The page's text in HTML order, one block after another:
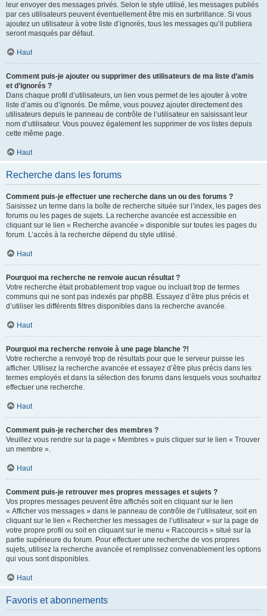
leur envoyer des messages privés. Selon le style utilisé, les messages publiés
par ces utilisateurs peuvent éventuellement être mis en surbrillance. Si vous
ajoutez un utilisateur à votre liste d’ignorés, tous les messages qu’il publiera
seront masqués par défaut.
Haut
Comment puis-je ajouter ou supprimer des utilisateurs de ma liste d’amis
et d’ignorés ?
Dans chaque profil d’utilisateurs, un lien vous permet de les ajouter à votre
liste d’amis ou d’ignorés. De même, vous pouvez ajouter directement des
utilisateurs depuis le panneau de contrôle de l’utilisateur en saisissant leur
nom d’utilisateur. Vous pouvez également les supprimer de vos listes depuis
cette même page.
Haut
Recherche dans les forums
Comment puis-je effectuer une recherche dans un ou des forums ?
Saisissez un terme dans la boîte de recherche située sur l’index, les pages des
forums ou les pages de sujets. La recherche avancée est accessible en
cliquant sur le lien « Recherche avancée » disponible sur toutes les pages du
forum. L’accès à la recherche dépend du style utilisé.
Haut
Pourquoi ma recherche ne renvoie aucun résultat ?
Votre recherche était probablement trop vague ou incluait trop de termes
communs qui ne sont pas indexés par phpBB. Essayez d’être plus précis et
d’utiliser les différents filtres disponibles dans la recherche avancée.
Haut
Pourquoi ma recherche renvoie à une page blanche ?!
Votre recherche a renvoyé trop de résultats pour que le serveur puisse les
afficher. Utilisez la recherche avancée et essayez d’être plus précis dans les
termes employés et dans la sélection des forums dans lesquels vous souhaitez
effectuer une recherche.
Haut
Comment puis-je rechercher des membres ?
Veuillez vous rendre sur la page « Membres » puis cliquer sur le lien « Trouver
un membre ».
Haut
Comment puis-je retrouver mes propres messages et sujets ?
Vos propres messages peuvent être affichés soit en cliquant sur le lien
« Afficher vos messages » dans le panneau de contrôle de l’utilisateur, soit en
cliquant sur le lien « Rechercher les messages de l’utilisateur » sur la page de
votre propre profil ou soit en cliquant sur le menu « Raccourcis » situé sur la
partie supérieure du forum. Pour effectuer une recherche de vos propres
sujets, utilisez la recherche avancée et remplissez convenablement les options
qui vous sont disponibles.
Haut
Favoris et abonnements